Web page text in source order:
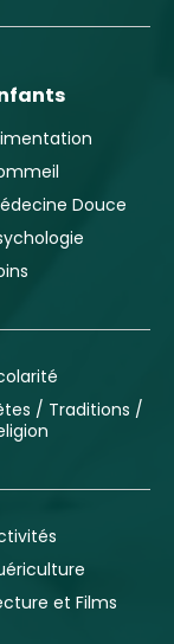
Douce
/ Traditions /
et Films